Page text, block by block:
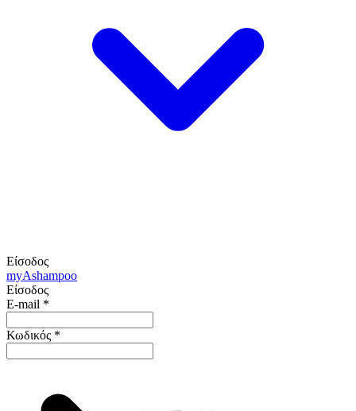
Είσοδος
myAshampoo
Είσοδος
E-mail *
Κωδικός *